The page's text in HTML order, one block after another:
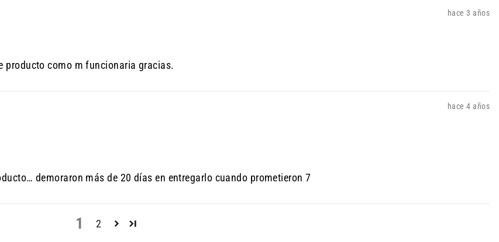
hace 3 años
producto como m funcionaria gracias.
hace 4 años
demoraron más de 20 días en entregarlo cuando prometieron 7
1 2